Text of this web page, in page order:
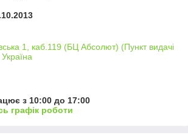
1, каб.119 (БЦ Абсолют) (Пункт видачі
Україна
з 10:00 до 17:00
графік роботи